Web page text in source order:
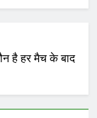
है हर मैच के बाद